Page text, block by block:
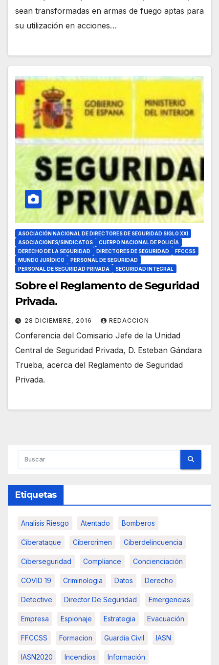
sean transformadas en armas de fuego aptas para
su utilización en acciones…
ASOCIACIÓN NACIONAL DE DIRECTORES DE SEGURIDAD SIGLO XXI
ASOCIACIONES/SINDICATOS
CUERPO NACIONAL DE POLICÍA
DERECHO DE LA SEGURIDAD
DIRECTORES DE SEGURIDAD
FFCCSS
MUNDO JURÍDICO
PERSONAL DE SEGURIDAD
PERSONAL DE SEGURIDAD PRIVADA
SEGURIDAD INTEGRAL
Sobre el Reglamento de Seguridad
Privada.
28 DICIEMBRE, 2016 REDACCION
Conferencia del Comisario Jefe de la Unidad
Central de Seguridad Privada, D. Esteban Gándara
Trueba, acerca del Reglamento de Seguridad
Privada.
Etiquetas
Analisis Riesgo Atentado Bomberos
Ciberataque Cibercrimen Ciberdelincuencia
Ciberseguridad Compliance Concienciación
COVID 19 Criminologia Datos Derecho
Detective Director De Seguridad Emergencias
Empresa Espionaje Estrategia Evacuación
FFCCSS Formacion Guardia Civil IASN
IASN2020 Incendios Información